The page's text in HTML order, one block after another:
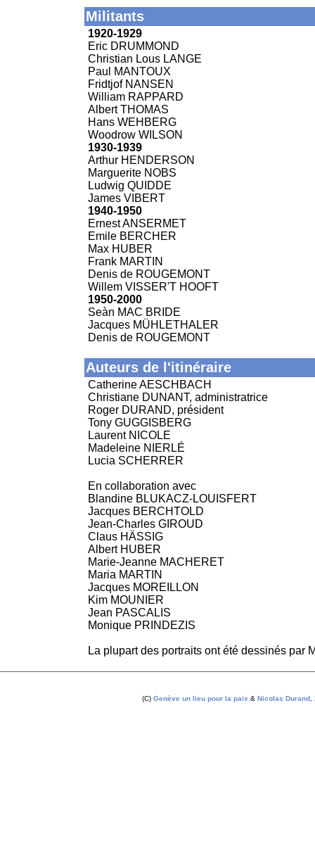
Militants
1920-1929
Eric DRUMMOND
Christian Lous LANGE
Paul MANTOUX
Fridtjof NANSEN
William RAPPARD
Albert THOMAS
Hans WEHBERG
Woodrow WILSON
1930-1939
Arthur HENDERSON
Marguerite NOBS
Ludwig QUIDDE
James VIBERT
1940-1950
Ernest ANSERMET
Emile BERCHER
Max HUBER
Frank MARTIN
Denis de ROUGEMONT
Willem VISSER'T HOOFT
1950-2000
Seàn MAC BRIDE
Jacques MÜHLETHALER
Denis de ROUGEMONT
Auteurs de l'itinéraire
Catherine AESCHBACH
Christiane DUNANT, administratrice
Roger DURAND, président
Tony GUGGISBERG
Laurent NICOLE
Madeleine NIERLÉ
Lucia SCHERRER
En collaboration avec
Blandine BLUKACZ-LOUISFERT
Jacques BERCHTOLD
Jean-Charles GIROUD
Claus HÄSSIG
Albert HUBER
Marie-Jeanne MACHERET
Maria MARTIN
Jacques MOREILLON
Kim MOUNIER
Jean PASCALIS
Monique PRINDEZIS
La plupart des portraits ont été dessinés par
(C) Genève un lieu pour la paix & Nicolas Durand